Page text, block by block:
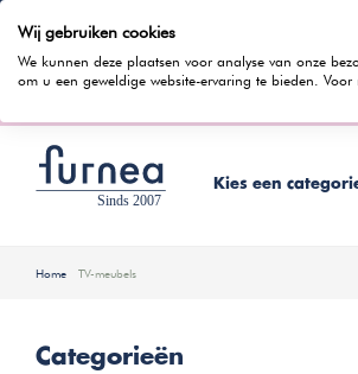
100 dagen bedenktijd
Kies een
Home TV-meubels
Categorieën
Wij gebruiken cookies
We kunnen deze plaatsen voor analyse van onze
om u een geweldige website-ervaring te bieden.